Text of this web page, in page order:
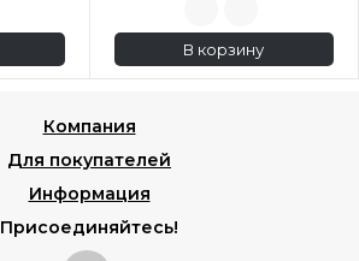
В корзину
Компания
Для покупателей
Информация
Присоединяйтесь!